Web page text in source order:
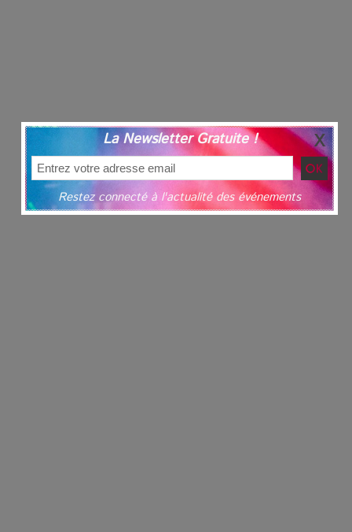
VivaTech 2026 : l’instant où l’opéra bascule dans l’ère des
algorithmes
La Newsletter Gratuite !
Restez connecté à l'actualité des événements